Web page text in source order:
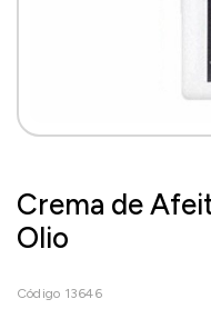
Crema de
Olio
Código 13646